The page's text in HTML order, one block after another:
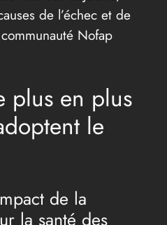
de l’échec et de
Nofap
plus en plus
le
de la
la santé des